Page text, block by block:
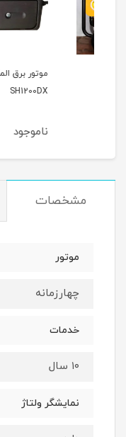
موتور برق المکس مدل
SH1200DX
مشخصات
موتور
چهارزمانه
خدمات
۱۰ سال
نمایشگر ولتاژ